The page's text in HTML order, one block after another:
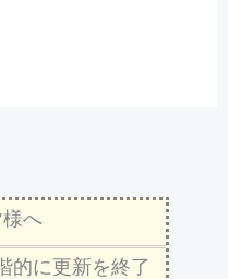
へ
的に更新を終了